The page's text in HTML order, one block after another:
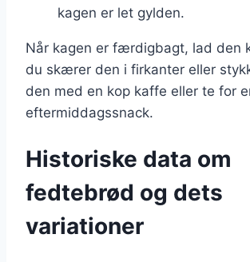
kagen er let gylden.
Når kagen er færdigbagt, lad den
du skærer den i firkanter eller
den med en kop kaffe eller te for
eftermiddagssnack.
Historiske data om
fedtebrød og dets
variationer